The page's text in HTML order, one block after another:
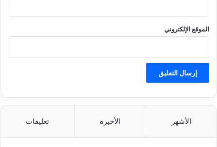
ا
ص
ط
ا
الموقع الإلكتروني
الأشهر الأخيرة تعليقات